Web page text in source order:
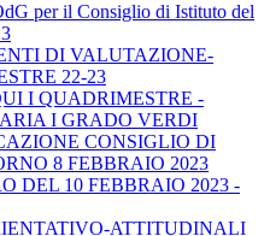
per il Consiglio di Istituto del
DI VALUTAZIONE-
22-23
I QUADRIMESTRE -
I GRADO VERDI
CONSIGLIO DI
8 FEBBRAIO 2023
DEL 10 FEBBRAIO 2023 -
ATTITUDINALI